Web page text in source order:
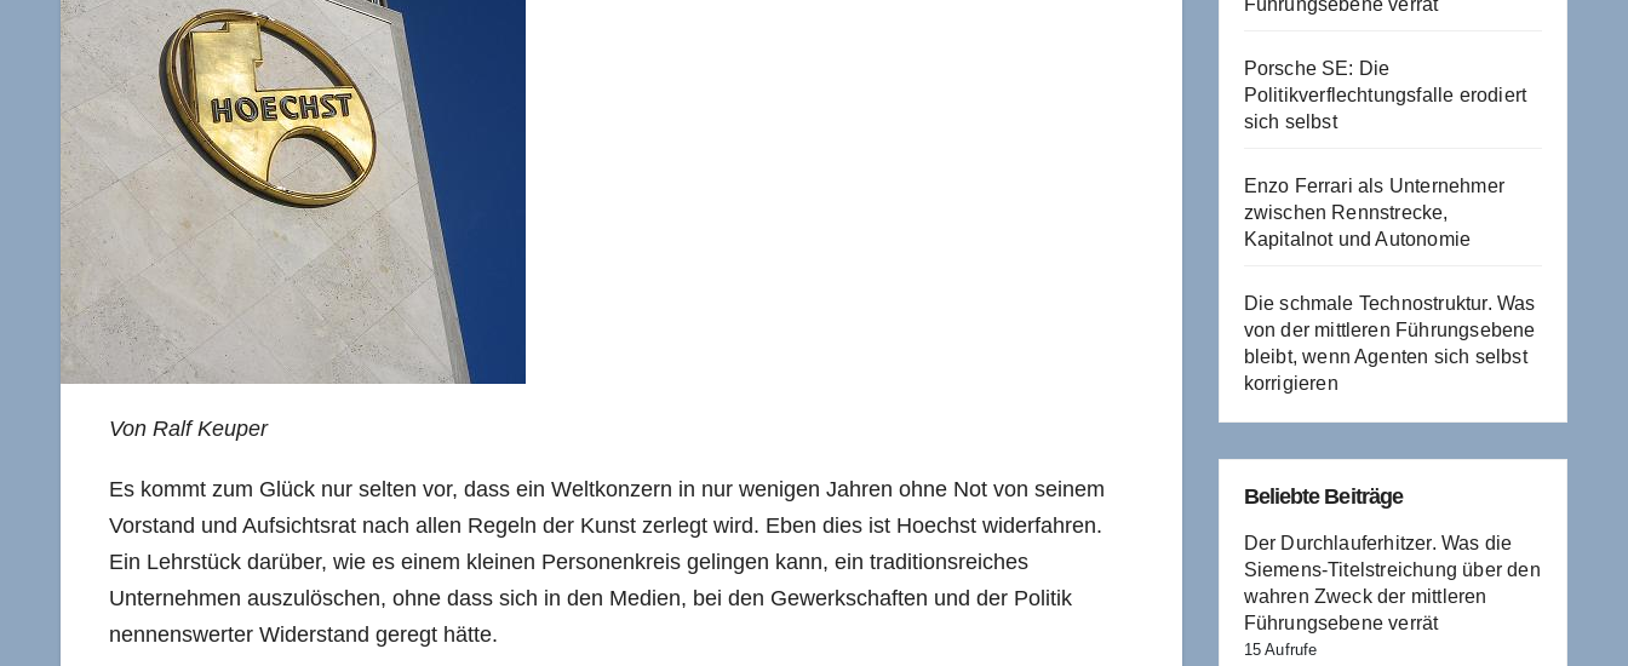
Von Ralf Keuper
Es kommt zum Glück nur selten vor, dass ein Weltkonzern in nur wenigen Jahren ohne Not von seinem
Vorstand und Aufsichtsrat nach allen Regeln der Kunst zerlegt wird. Eben dies ist Hoechst widerfahren.
Ein Lehrstück darüber, wie es einem kleinen Personenkreis gelingen kann, ein traditionsreiches
Unternehmen auszulöschen, ohne dass sich in den Medien, bei den Gewerkschaften und der Politik
nennenswerter Widerstand geregt hätte.
Porsche SE: Die
Politikverflechtungsfalle erodiert
sich selbst
Enzo Ferrari als Unternehmer
zwischen Rennstrecke,
Kapitalnot und Autonomie
Die schmale Technostruktur. Was
von der mittleren Führungsebene
bleibt, wenn Agenten sich selbst
korrigieren
Beliebte Beiträge
Der Durchlauferhitzer. Was die
Siemens-Titelstreichung über den
wahren Zweck der mittleren
Führungsebene verrät
15 Aufrufe